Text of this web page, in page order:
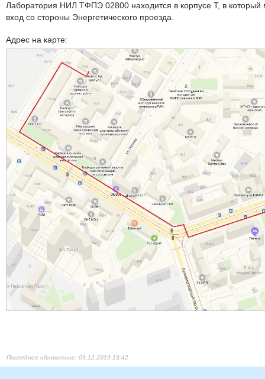
Лаборатория НИЛ ТФПЭ 02800 находится в корпусе Т, в
вход со стороны Энергетического проезда.
Адрес на карте:
09.12.2019 13:42